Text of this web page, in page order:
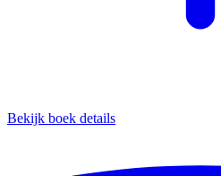
Bekijk boek details